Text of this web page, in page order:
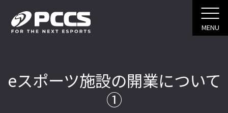
MENU
eスポーツ施設の開業について
①